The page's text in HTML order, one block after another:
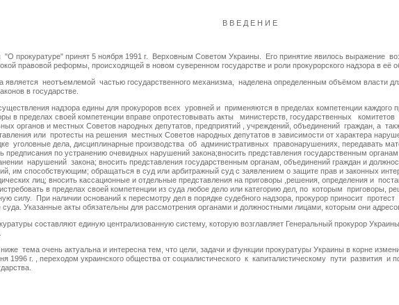
В В Е Д Е Н И Е
"О прокуратуре" принят 5 ноября 1991 г. Верховным Советом Украины. Его принятие явилось выражение
правовой реформы, происходящей в новом суверенном государстве и роли прокурорского надзора в её
неотъемлемой частью государственного механизма, наделена определенным объёмом власти
в государстве.
надзора едины для прокуроров всех уровней и применяются в пределах компетенции каждого
в пределах своей компетенции вправе опротестовывать акты министерств, государственных
органов и местных Советов народных депутатов, предприятий , учреждений, объединений граждан, а
или протесты на решения местных Советов народных депутатов в зависимости от характера
уголовные дела, дисциплинарные производства об административных правонарушениях, передавать
предписания по устранению очевидных нарушений закона;вносить представления государственным
нарушений закона; вносить представления государственным органам, объединений граждан и
им способствующим; обращаться в суд или арбитражный суд с заявлением о защите прав и законных
лиц; вносить кассационные и отдельные представления на приговоры ,решения, определения и
в пределах своей компетенции из суда любое дело или категорию дел, по которым приговоры,
силу. При наличии оснований к пересмотру дел в порядке судебного надзора, прокурор приносит
суда. Указанные акты обязательны для рассмотрения органами и должностными лицами, которым они
составляют единую централизованную систему, которую возглавляет Генеральный прокурор
тема очень актуальна и интересна тем, что цели, задачи и функции прокуратуры Украины в корне
1996 г. , переходом украинского общества от социалистического к капиталистическому пути развития и